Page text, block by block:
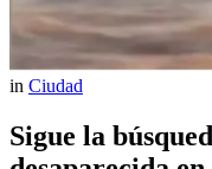
in Ciudad
Sigue la